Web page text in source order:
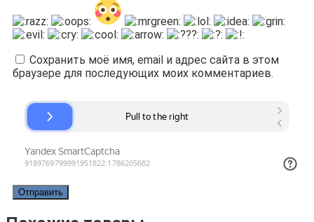
Сохранить моё имя, email и адрес сайта в этом
браузере для последующих моих комментариев.